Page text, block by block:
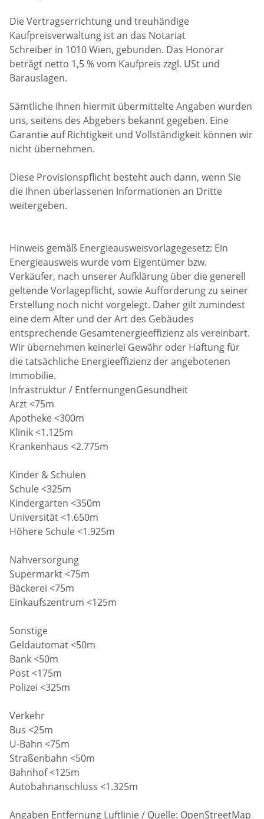
Die Vertragserrichtung und treuhändige
Kaufpreisverwaltung ist an das Notariat
Schreiber in 1010 Wien, gebunden. Das Honorar
beträgt netto 1,5 % vom Kaufpreis zzgl. USt und
Barauslagen.
Sämtliche Ihnen hiermit übermittelte Angaben wurden
uns, seitens des Abgebers bekannt gegeben. Eine
Garantie auf Richtigkeit und Vollständigkeit können wir
nicht übernehmen.
Diese Provisionspflicht besteht auch dann, wenn Sie
die Ihnen überlassenen Informationen an Dritte
weitergeben.
Hinweis gemäß Energieausweisvorlagegesetz: Ein
Energieausweis wurde vom Eigentümer bzw.
Verkäufer, nach unserer Aufklärung über die generell
geltende Vorlagepflicht, sowie Aufforderung zu seiner
Erstellung noch nicht vorgelegt. Daher gilt zumindest
eine dem Alter und der Art des Gebäudes
entsprechende Gesamtenergieeffizienz als vereinbart.
Wir übernehmen keinerlei Gewähr oder Haftung für
die tatsächliche Energieeffizienz der angebotenen
Immobilie.
Infrastruktur / EntfernungenGesundheit
Arzt <75m
Apotheke <300m
Klinik <1.125m
Krankenhaus <2.775m
Kinder & Schulen
Schule <325m
Kindergarten <350m
Universität <1.650m
Höhere Schule <1.925m
Nahversorgung
Supermarkt <75m
Bäckerei <75m
Einkaufszentrum <125m
Sonstige
Geldautomat <50m
Bank <50m
Post <175m
Polizei <325m
Verkehr
Bus <25m
U-Bahn <75m
Straßenbahn <50m
Bahnhof <125m
Autobahnanschluss <1.325m
Angaben Entfernung Luftlinie / Quelle: OpenStreetMap